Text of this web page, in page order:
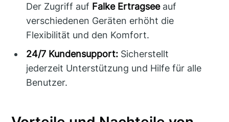
Der Zugriff auf Falke Ertragseeauf
verschiedenen Geräten erhöht die
Flexibilität und den Komfort.
24/7 Kundensupport: Sicherstellt
jederzeit Unterstützung und Hilfe für alle
Benutzer.